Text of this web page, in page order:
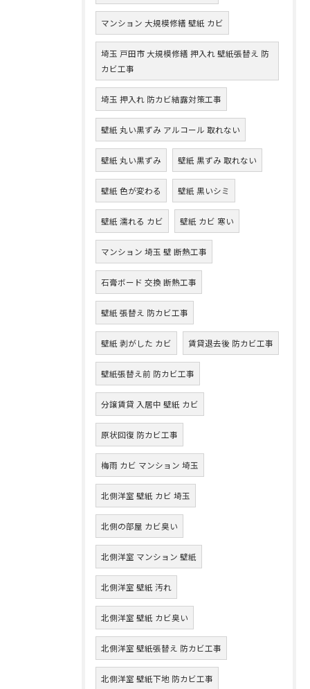
マンション 大規模修繕 壁紙 カビ
埼玉 戸田市 大規模修繕 押入れ 壁紙張替え 防
カビ工事
埼玉 押入れ 防カビ結露対策工事
壁紙 丸い黒ずみ アルコール 取れない
壁紙 丸い黒ずみ 壁紙 黒ずみ 取れない
壁紙 色が変わる 壁紙 黒いシミ
壁紙 濡れる カビ 壁紙 カビ 寒い
マンション 埼玉 壁 断熱工事
石膏ボード 交換 断熱工事
壁紙 張替え 防カビ工事
壁紙 剥がした カビ 賃貸退去後 防カビ工事
壁紙張替え前 防カビ工事
分譲賃貸 入居中 壁紙 カビ
原状回復 防カビ工事
梅雨 カビ マンション 埼玉
北側洋室 壁紙 カビ 埼玉
北側の部屋 カビ臭い
北側洋室 マンション 壁紙
北側洋室 壁紙 汚れ
北側洋室 壁紙 カビ臭い
北側洋室 壁紙張替え 防カビ工事
北側洋室 壁紙下地 防カビ工事